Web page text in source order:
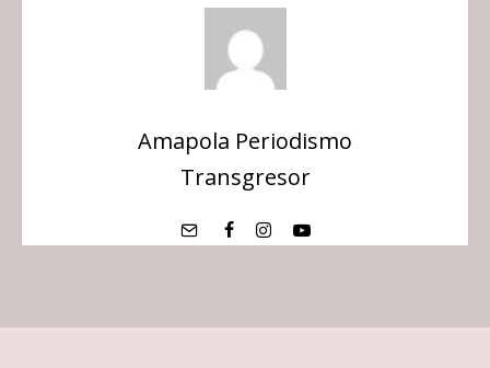
Amapola Periodismo
Transgresor